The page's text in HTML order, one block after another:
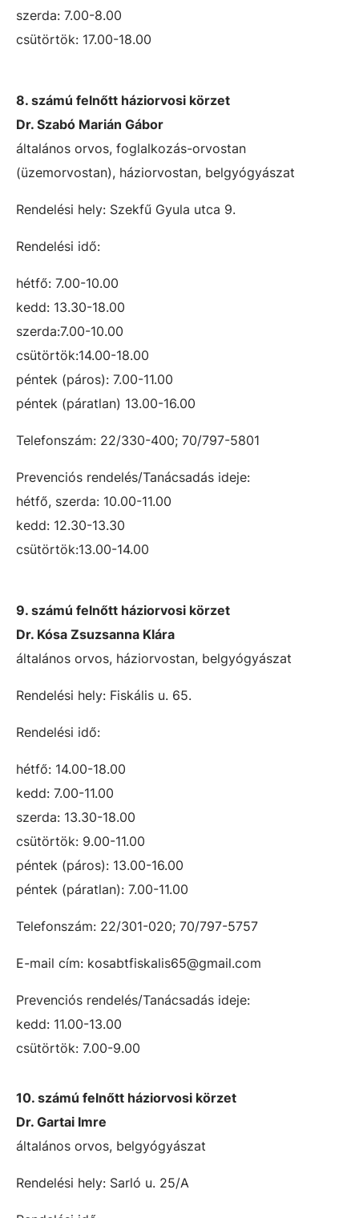
szerda: 7.00-8.00
csütörtök: 17.00-18.00
8. számú felnőtt háziorvosi körzet
Dr. Szabó Marián Gábor
általános orvos, foglalkozás-orvostan
(üzemorvostan), háziorvostan, belgyógyászat
Rendelési hely: Szekfű Gyula utca 9.
Rendelési idő:
hétfő: 7.00-10.00
kedd: 13.30-18.00
szerda:7.00-10.00
csütörtök:14.00-18.00
péntek (páros): 7.00-11.00
péntek (páratlan) 13.00-16.00
Telefonszám: 22/330-400; 70/797-5801
Prevenciós rendelés/Tanácsadás ideje:
hétfő, szerda: 10.00-11.00
kedd: 12.30-13.30
csütörtök:13.00-14.00
9. számú felnőtt háziorvosi körzet
Dr. Kósa Zsuzsanna Klára
általános orvos, háziorvostan, belgyógyászat
Rendelési hely: Fiskális u. 65.
Rendelési idő:
hétfő: 14.00-18.00
kedd: 7.00-11.00
szerda: 13.30-18.00
csütörtök: 9.00-11.00
péntek (páros): 13.00-16.00
péntek (páratlan): 7.00-11.00
Telefonszám: 22/301-020; 70/797-5757
E-mail cím: kosabtfiskalis65@gmail.com
Prevenciós rendelés/Tanácsadás ideje:
kedd: 11.00-13.00
csütörtök: 7.00-9.00
10. számú felnőtt háziorvosi körzet
Dr. Gartai Imre
általános orvos, belgyógyászat
Rendelési hely: Sarló u. 25/A